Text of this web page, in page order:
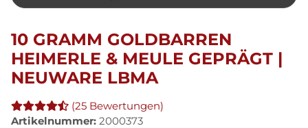
10 GRAMM GOLDBARREN
HEIMERLE & MEULE GEPRÄGT |
NEUWARE LBMA
(25 Bewertungen)
Artikelnummer: 2000373